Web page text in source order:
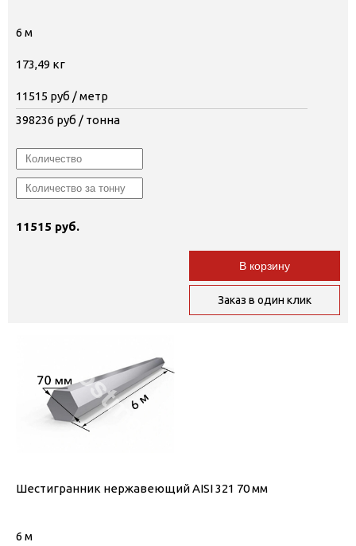
6 м
173,49 кг
11515 руб / метр
398236 руб / тонна
11515 руб.
В корзину
Заказ в один клик
Шестигранник нержавеющий AISI 321 70 мм
6 м